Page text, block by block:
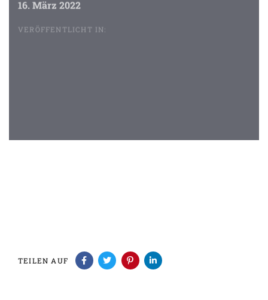
16. März 2022
VERÖFFENTLICHT IN:
TEILEN AUF